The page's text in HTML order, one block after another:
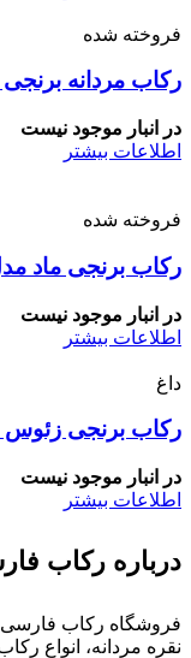
فروخته شده
رکاب مردانه
در انبار موجود نیست
اطلاعات بیشتر
فروخته شده
رکاب برنجی ماد
در انبار موجود نیست
اطلاعات بیشتر
داغ
رکاب برنجی زئوس
در انبار موجود نیست
اطلاعات بیشتر
درباره رکاب
فروشگاه رکاب فارسی
نقره مردانه، انواع